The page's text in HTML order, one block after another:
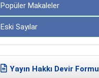
Popüler Makaleler
Eski Sayılar
Yayın Hakkı Devir Formu